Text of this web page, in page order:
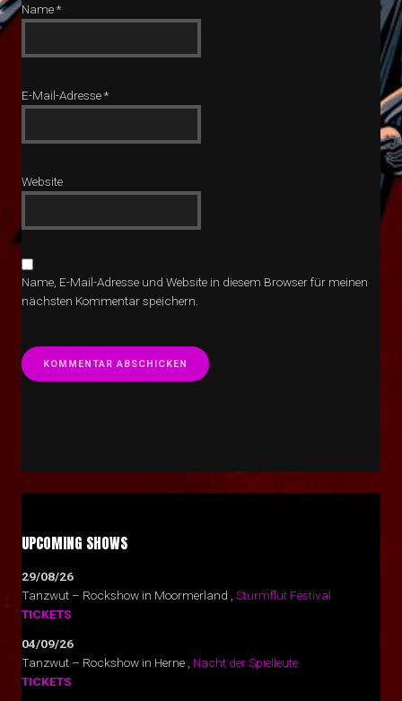
Name*
E-Mail-Adresse*
Website
Name, E-Mail-Adresse und Website in diesem Browser für meinen
nächsten Kommentar speichern.
UPCOMING SHOWS
29/08/26
Tanzwut – Rockshow in Moormerland
Sturmflut Festival
TICKETS
04/09/26
Tanzwut – Rockshow in Herne
Nacht der Spielleute
TICKETS